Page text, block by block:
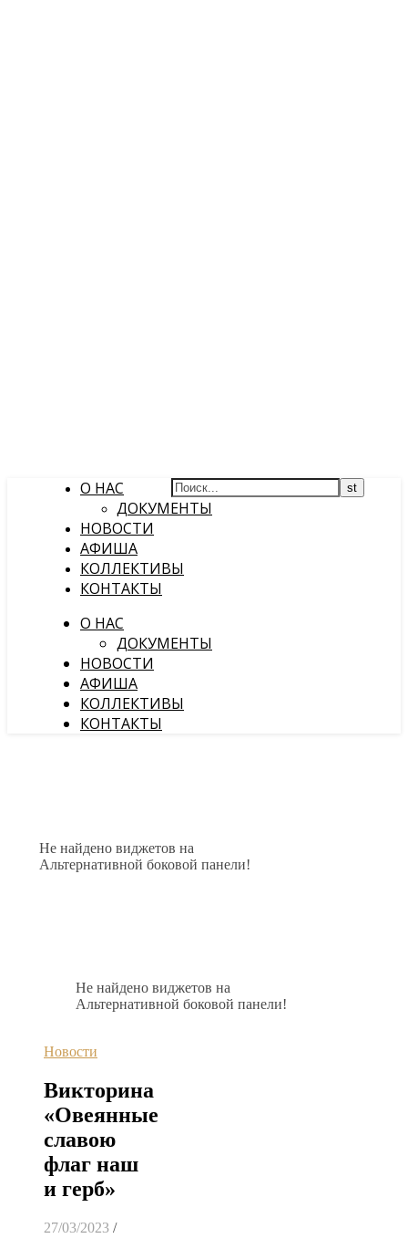
О НАС
ДОКУМЕНТЫ
НОВОСТИ
АФИША
КОЛЛЕКТИВЫ
КОНТАКТЫ
О НАС
ДОКУМЕНТЫ
НОВОСТИ
АФИША
КОЛЛЕКТИВЫ
КОНТАКТЫ
Не найдено виджетов на
Альтернативной боковой панели!
Не найдено виджетов на
Альтернативной боковой панели!
Новости
Викторина
«Овеянные
славою
флаг наш
и герб»
27/03/2023 /